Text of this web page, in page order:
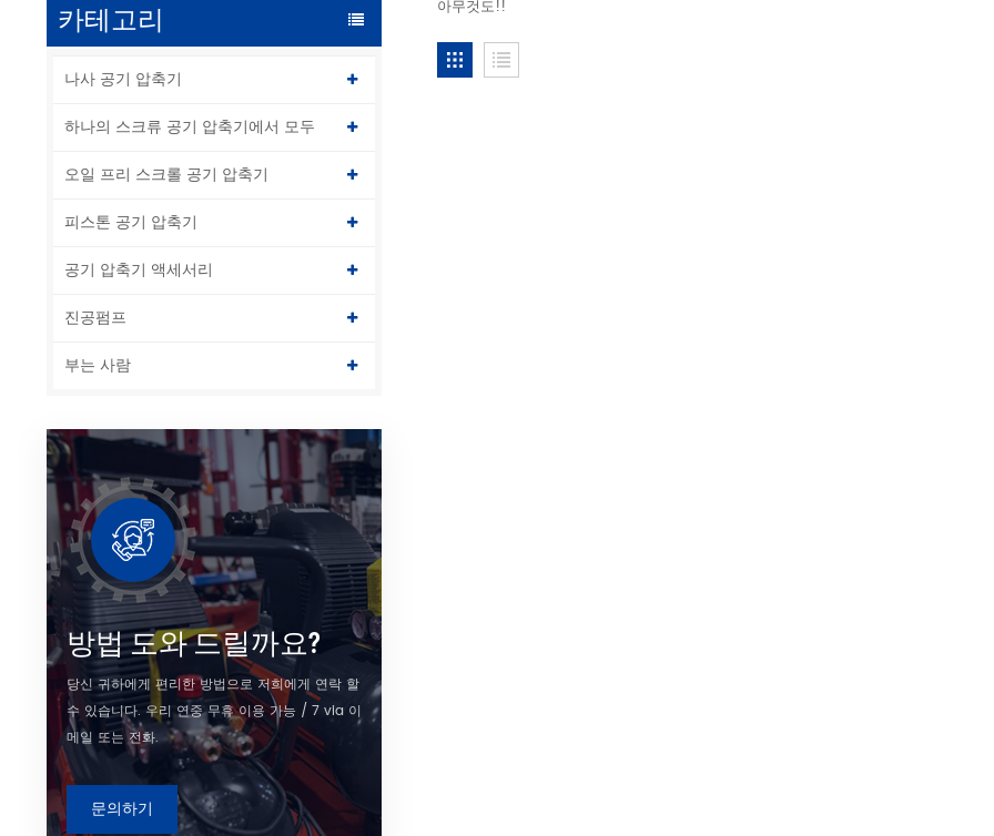
카테고리
나사 공기 압축기
하나의 스크류 공기 압축기에서 모두
오일 프리 스크롤 공기 압축기
피스톤 공기 압축기
공기 압축기 액세서리
진공펌프
부는 사람
방법 도와 드릴까요?
당신 귀하에게 편리한 방법으로 저희에게 연락 할
수 있습니다. 우리 연중 무휴 이용 가능 / 7 via 이
메일 또는 전화.
문의하기
아무것도!!